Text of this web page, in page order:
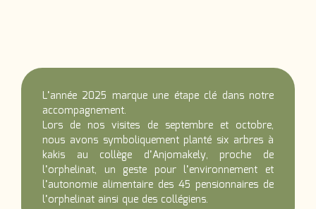
L’année 2025 marque une étape clé dans notre
accompagnement.
Lors de nos visites de septembre et octobre,
nous avons symboliquement planté six arbres à
kakis au collège d’Anjomakely, proche de
l’orphelinat, un geste pour l’environnement et
l’autonomie alimentaire des 45 pensionnaires de
l’orphelinat ainsi que des collégiens.